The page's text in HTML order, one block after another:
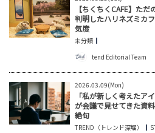
【ちくちくCAFE】た
判明したハリネズミカ
気度
未分類
tend Editorial Team
2026.03.09(Mon)
「私が新しく考えたア
が会議で見せてきた資
絶句
TREND（トレンド深堀）